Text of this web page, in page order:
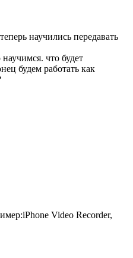
научились передавать
что будет
будем работать как
Video Recorder,